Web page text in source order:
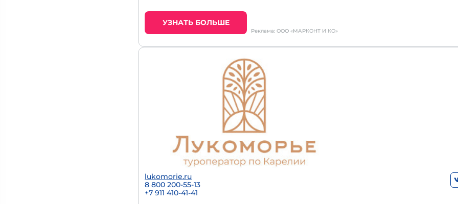
УЗНАТЬ БОЛЬШЕ
Реклама: ООО «МАРКОНТ И КО»
lukomorie.ru
8 800 200-55-13
+7 911 410-41-41